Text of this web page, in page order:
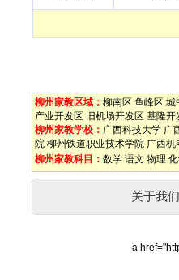
柳州家教区域： 柳南区 鱼峰区 城
产业开发区
旧机场开发区 基隆开
柳州家教学校： 广西科技大学 广
院 柳州铁道职业技术学院 广西机
柳州家教科目： 数学 语文 物理
关于我们
a